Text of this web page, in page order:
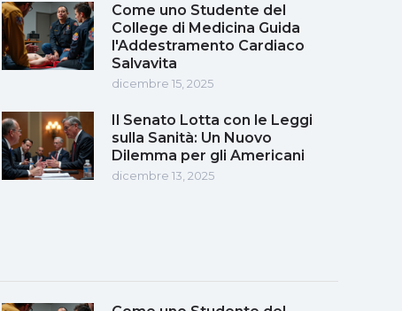
Come uno Studente del
College di Medicina Guida
l'Addestramento Cardiaco
Salvavita
dicembre 15, 2025
Il Senato Lotta con le Leggi
sulla Sanità: Un Nuovo
Dilemma per gli Americani
dicembre 13, 2025